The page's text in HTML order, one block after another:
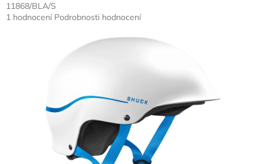
11868/BLA/S
Průměrné
1 hodnocení Podrobnosti hodnocení